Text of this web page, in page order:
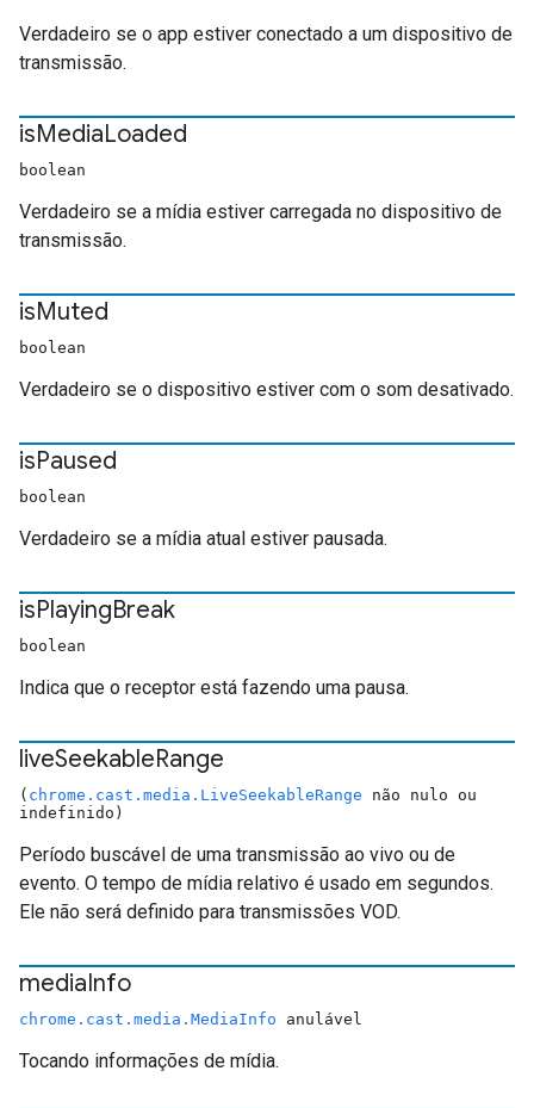
Verdadeiro se o app estiver conectado a um dispositivo de
transmissão.
isMediaLoaded
boolean
Verdadeiro se a mídia estiver carregada no dispositivo de
transmissão.
isMuted
boolean
Verdadeiro se o dispositivo estiver com o som desativado.
isPaused
boolean
Verdadeiro se a mídia atual estiver pausada.
isPlayingBreak
boolean
Indica que o receptor está fazendo uma pausa.
liveSeekableRange
( chrome.cast.media.LiveSeekableRange não nulo ou
indefinido)
Período buscável de uma transmissão ao vivo ou de
evento. O tempo de mídia relativo é usado em segundos.
Ele não será definido para transmissões VOD.
mediaInfo
chrome.cast.media.MediaInfo anulável
Tocando informações de mídia.